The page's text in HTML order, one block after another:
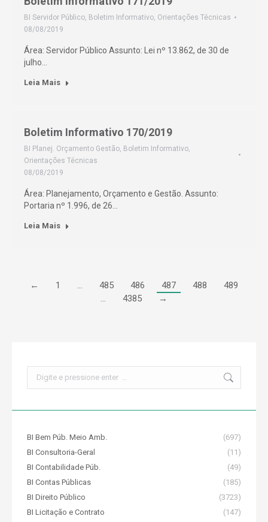
BI Servidor Público, Boletim Informativo, Orientações Técnicas
08/08/2019
Área: Servidor Público Assunto: Lei nº 13.862, de 30 de
julho…
Leia Mais
Boletim Informativo 170/2019
BI Planej. Orçamento Gestão, Boletim Informativo,
Orientações Técnicas
08/08/2019
Área: Planejamento, Orçamento e Gestão. Assunto:
Portaria nº 1.996, de 26…
Leia Mais
← 1 … 485 486 487 488
489
…
4385 →
BI Bem Púb. Meio Amb.
(697)
BI Consultoria-Geral
(11)
BI Contabilidade Púb.
(49)
BI Contas Públicas
(185)
BI Direito Público
(3723)
BI Licitação e Contrato
(147)